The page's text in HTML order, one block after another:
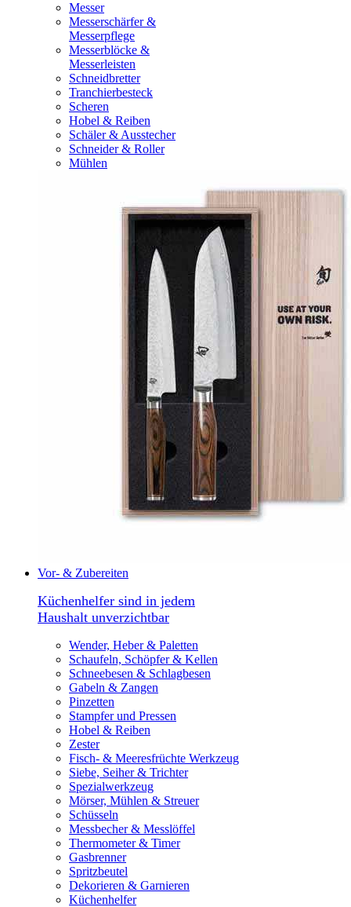
Messer
Messerschärfer &
Messerpflege
Messerblöcke &
Messerleisten
Schneidbretter
Tranchierbesteck
Scheren
Hobel & Reiben
Schäler & Ausstecher
Schneider & Roller
Mühlen
Vor- & Zubereiten
Küchenhelfer sind in jedem
Haushalt unverzichtbar
Wender, Heber & Paletten
Schaufeln, Schöpfer & Kellen
Schneebesen & Schlagbesen
Gabeln & Zangen
Pinzetten
Stampfer und Pressen
Hobel & Reiben
Zester
Fisch- & Meeresfrüchte Werkzeug
Siebe, Seiher & Trichter
Spezialwerkzeug
Mörser, Mühlen & Streuer
Schüsseln
Messbecher & Messlöffel
Thermometer & Timer
Gasbrenner
Spritzbeutel
Dekorieren & Garnieren
Küchenhelfer